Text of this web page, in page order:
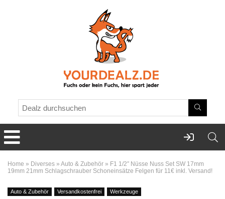
Home » Diverses » Auto & Zubehör » F1 1/2″ Nüsse Nuss Set SW 17mm
19mm 21mm Schlagschrauber Schoneinsätze Felgen für 11€ inkl. Versand!
Auto & Zubehör Versandkostenfrei Werkzeuge